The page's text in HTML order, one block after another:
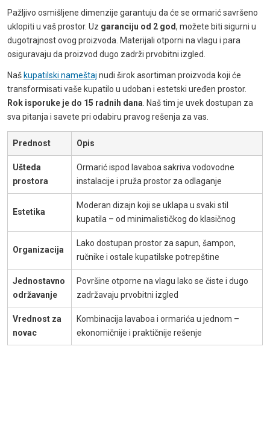
Pažljivo osmišljene dimenzije garantuju da će se ormarić savršeno
uklopiti u vaš prostor. Uz garanciju od 2 god, možete biti sigurni u
dugotrajnost ovog proizvoda. Materijali otporni na vlagu i para
osiguravaju da proizvod dugo zadrži prvobitni izgled.
Naš kupatilski nameštaj nudi širok asortiman proizvoda koji će
transformisati vaše kupatilo u udoban i estetski uređen prostor.
Rok isporuke je do 15 radnih dana. Naš tim je uvek dostupan za
sva pitanja i savete pri odabiru pravog rešenja za vas.
Prednost Opis
Ušteda
prostora
Ormarić ispod lavaboa sakriva vodovodne
instalacije i pruža prostor za odlaganje
Estetika
Moderan dizajn koji se uklapa u svaki stil
kupatila – od minimalističkog do klasičnog
Organizacija
Lako dostupan prostor za sapun, šampon,
ručnike i ostale kupatilske potrepštine
Jednostavno
održavanje
Površine otporne na vlagu lako se čiste i dugo
zadržavaju prvobitni izgled
Vrednost za
novac
Kombinacija lavaboa i ormarića u jednom –
ekonomičnije i praktičnije rešenje